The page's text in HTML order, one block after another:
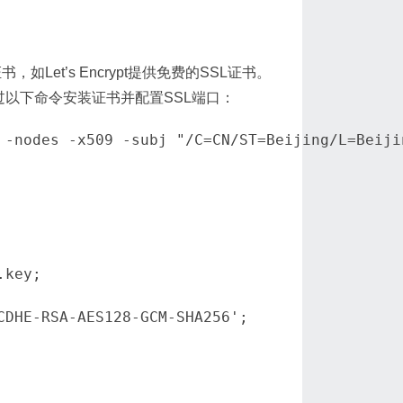
如Let’s Encrypt提供免费的SSL证书。
下命令安装证书并配置SSL端口：
RSA-AES128-GCM-SHA256';